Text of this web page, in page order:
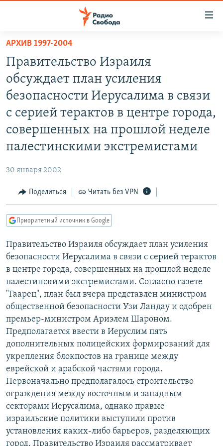
упрощенного
доступа
Вернуться
основному
содержанию
Вернутся
главной
Вернутся
поиску
ПОДКАСТЫ
АВТОРСКИЕ ПРОЕКТЫ
ЦИТАТЫ СВОБОДЫ
МНЕНИЯ
КУЛЬТУРА
СЕВЕР.РЕАЛИИ
СИБИРЬ.РЕАЛИИ
ПОДПИШИТЕСЬ НА РАССЫЛКУ
СОЦИАЛЬНЫЕ СЕТИ
Все сайты РСЕ/РС
АРХИВ 1997-2004
Правительство Израиля
обсуждает план усиления
безопасности Иерусалима в связи
с серией терактов в центре города,
совершенных на прошлой неделе
палестинскими экстремистами
30 января 2002
Поделиться Читать без VPN
Приоритетный источник в Google
Правительство Израиля обсуждает план усиления
безопасности Иерусалима в связи с серией терактов
в центре города, совершенных на прошлой неделе
палестинскими экстремистами. Согласно газете
"Гаарец", план был вчера представлен министром
общественной безопасности Узи Ландау и одобрен
премьер-министром Ариэлем Шароном.
Предполагается ввести в Иеруслим пять
дополнительных полицейских формирований для
укрепления блокпостов на границе между
еврейской и арабской частями города.
Первоначально предполагалось строительство
ограждения между восточным и западным
секторами Иерусалима, однако правые
израильские политики выступили против
установления каких-либо барьеров, разделяющих
город. Правительство Израиля рассматривает